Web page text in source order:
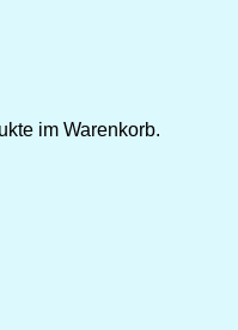
im Warenkorb.